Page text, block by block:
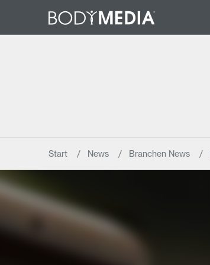
Start News Branchen News